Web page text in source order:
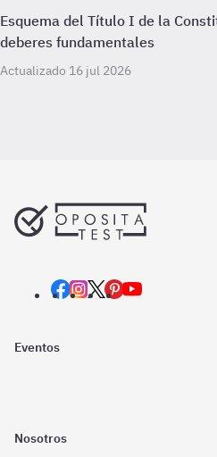
Esquema del Título I de la
deberes fundamentales
Actualizado 16 jul 2026
Eventos
Nosotros